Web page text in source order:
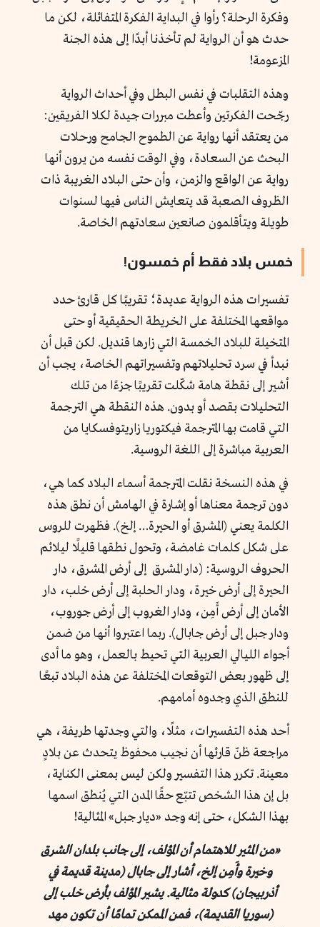
وفكرة الرحلة؟ رأوا في البداية الفكرة المتفائلة، لكن ما
حدث هو أن الرواية لم تأخذنا أبدًا إلى هذه الجنة
المزعومة!
وهذه التقلبات في نفس البطل وفي أحداث الرواية
رجّحت الفكرتين وأعطت مبررات جيدة لكلا الفريقين:
من يعتقد أنها رواية عن الطموح الجامح ورحلات
البحث عن السعادة، وفي الوقت نفسه من يرون أنها
رواية عن الواقع والزمن، وأن حتى البلاد الغريبة ذات
الظروف الصعبة قد يتعايش الناس فيها لسنوات
طويلة ويتأقلمون صانعين سعادتهم الخاصة.
خمس بلاد فقط أم خمسون!
تفسيرات هذه الرواية عديدة؛ تقريبًا كل قارئ حدد
مواقعها المختلفة على الخريطة الحقيقية أو حتى
المتخيلة للبلاد الخمسة التي زارها قنديل. لكن قبل أن
نبدأ في سرد تحليلاتهم وتفسيراتهم الخاصة، يجب أن
أشير إلى نقطة هامة شكّلت تقريبًا جزءًا من تلك
التحليلات بقصد أو بدون. هذه النقطة هي الترجمة
التي قامت بها المترجمة فيكتوريا زاريتوفسكايا من
العربية مباشرة إلى اللغة الروسية.
في هذه النسخة نقلت المترجمة أسماء البلاد كما هي،
دون ترجمة معناها أو إشارة في الهامش أن نطق هذه
الكلمة يعني (المشرق أو الحيرة… إلخ). فظهرت للروس
على شكل كلمات غامضة، وتحول نطقها قليلًا ليلائم
الحروف الروسية: (دار المشرق إلى أرض المشرق، دار
الحيرة إلى أرض خيرة، ودار الحلبة إلى أرض خلب، دار
الأمان إلى أرض أَمِن، ودار الغروب إلى أرض جوروب،
ودار جبل إلى أرض جابال). ربما اعتبروا أنها من ضمن
أجواء الليالي العربية التي تحيط بالعمل، وهو ما أدى
إلى ظهور بعض التوقعات المختلفة عن هذه البلاد تبعًا
للنطق الذي وجدوه أمامهم.
أحد هذه التفسيرات، مثلًا، والتي وجدتها طريفة، هي
مراجعة ظنّ قارئها أن نجيب محفوظ يتحدث عن بلادٍ
معينة. تكرر هذا التفسير ولكن ليس بمعنى الكناية،
بل إن هذا الشخص تتبّع حقًا المدن التي يُنطق اسمها
بهذا الشكل، حتى إنه وجد «ديار جبل» المثالية!
«من المثير للاهتمام أن المؤلف، إلى جانب بلدان الشرق
وخيرة وأَمِن إلخ، أشار إلى جابال (مدينة قديمة في
أذربيجان) كدولة مثالية. يشير المؤلف بأرض خلب إلى
(سوريا القديمة)، فمن الممكن تمامًا أن تكون مهد